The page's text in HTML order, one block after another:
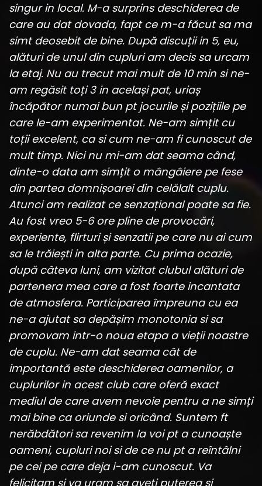
singur in local. M-a surprins deschiderea de
care au dat dovada, fapt ce m-a făcut sa ma
simt deosebit de bine. După discuții in 5, eu,
alături de unul din cupluri am decis sa urcam
la etaj. Nu au trecut mai mult de 10 min si ne-
am regăsit toți 3 in același pat, uriaș
încăpător numai bun pt jocurile și pozițiile pe
care le-am experimentat. Ne-am simțit cu
toții excelent, ca si cum ne-am fi cunoscut de
mult timp. Nici nu mi-am dat seama când,
dinte-o data am simțit o mângâiere pe fese
din partea domnișoarei din celălalt cuplu.
Atunci am realizat ce senzațional poate sa fie.
Au fost vreo 5-6 ore pline de provocări,
experiente, flirturi și senzatii pe care nu ai cum
sa le trăiești in alta parte. Cu prima ocazie,
după câteva luni, am vizitat clubul alături de
partenera mea care a fost foarte incantata
de atmosfera. Participarea împreuna cu ea
ne-a ajutat sa depășim monotonia si sa
promovam intr-o noua etapa a vieții noastre
de cuplu. Ne-am dat seama cât de
importantă este deschiderea oamenilor, a
cuplurilor in acest club care oferă exact
mediul de care avem nevoie pentru a ne simți
mai bine ca oriunde si oricând. Suntem ft
nerăbdători sa revenim la voi pt a cunoaște
oameni, cupluri noi si de ce nu pt a reîntâlni
pe cei pe care deja i-am cunoscut. Va
felicitam si va uram sa aveți puterea si